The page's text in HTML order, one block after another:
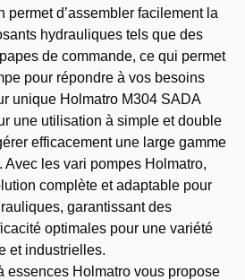
permet d’assembler facilement la
hydrauliques tels que des
de commande, ce qui permet
pour répondre à vos besoins
unique Holmatro M304 SADA
une utilisation à simple et double
efficacement une large gamme
les vari pompes Holmatro,
complète et adaptable pour
garantissant des
optimales pour une variété
et industrielles.
essences Holmatro vous propose